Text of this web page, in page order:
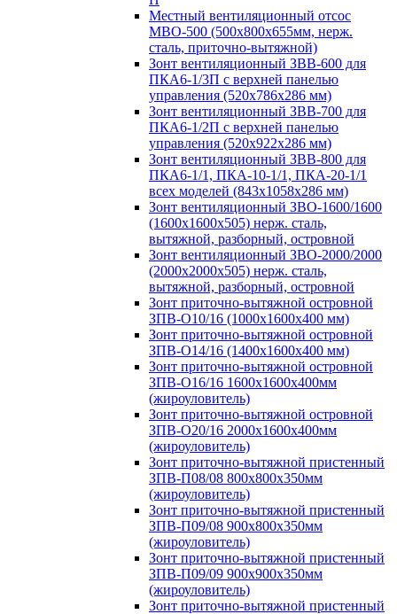
Местный вентиляционный отсос
МВО-500 (500х800х655мм, нерж.
сталь, приточно-вытяжной)
Зонт вентиляционный ЗВВ-600 для
ПКА6-1/3П с верхней панелью
управления (520х786х286 мм)
Зонт вентиляционный ЗВВ-700 для
ПКА6-1/2П с верхней панелью
управления (520х922х286 мм)
Зонт вентиляционный ЗВВ-800 для
ПКА6-1/1, ПКА-10-1/1, ПКА-20-1/1
всех моделей (843х1058х286 мм)
Зонт вентиляционный ЗВО-1600/1600
(1600х1600х505) нерж. сталь,
вытяжной, разборный, островной
Зонт вентиляционный ЗВО-2000/2000
(2000х2000х505) нерж. сталь,
вытяжной, разборный, островной
Зонт приточно-вытяжной островной
ЗПВ-О10/16 (1000х1600х400 мм)
Зонт приточно-вытяжной островной
ЗПВ-О14/16 (1400х1600х400 мм)
Зонт приточно-вытяжной островной
ЗПВ-О16/16 1600х1600х400мм
(жироуловитель)
Зонт приточно-вытяжной островной
ЗПВ-О20/16 2000х1600х400мм
(жироуловитель)
Зонт приточно-вытяжной пристенный
ЗПВ-П08/08 800х800х350мм
(жироуловитель)
Зонт приточно-вытяжной пристенный
ЗПВ-П09/08 900х800х350мм
(жироуловитель)
Зонт приточно-вытяжной пристенный
ЗПВ-П09/09 900х900х350мм
(жироуловитель)
Зонт приточно-вытяжной пристенный